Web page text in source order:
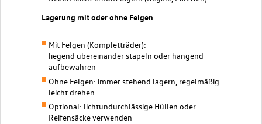
Lagerung mit oder ohne Felgen
Mit Felgen (Kompletträder):
liegend übereinander stapeln oder hängend
aufbewahren
Ohne Felgen: immer stehend lagern, regelmäßig
leicht drehen
Optional: lichtundurchlässige Hüllen oder
Reifensäcke verwenden